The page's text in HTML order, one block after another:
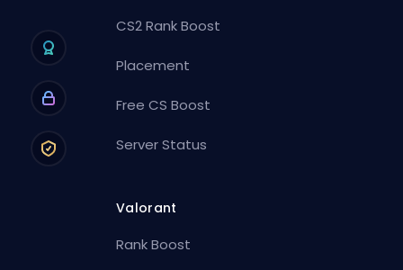
CS2 Rank Boost
Placement
Free CS Boost
Server Status
Valorant
Rank Boost